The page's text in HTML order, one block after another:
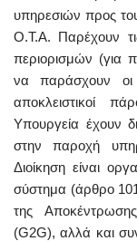
υπηρεσιών προς
Ο.Τ.Α. Παρέχουν
περιορισμών (για
να παράσχουν
αποκλειστικοί
Υπουργεία έχουν
στην παροχή
Διοίκηση είναι
σύστημα (άρθρο 101
της
(G2G), αλλά και